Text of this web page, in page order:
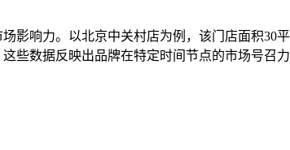
响力。以北京中关村店为例，该门店面积30平
些数据反映出品牌在特定时间节点的市场号召力